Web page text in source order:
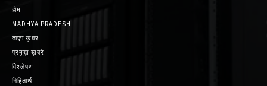
होम
MADHYA PRADESH
ताज़ा ख़बर
प्रमुख़ ख़बरे
विश्लेषण
निहितार्थ